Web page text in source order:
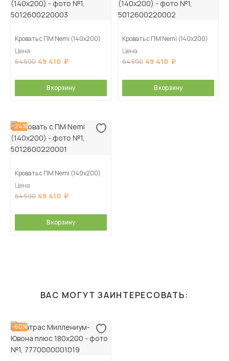
Кровать с ПМ Nemi (140х200)
Цена
64 590 49 410
В корзину
Кровать с ПМ Nemi (140х200)
Цена
64 590 49 410
В корзину
-24%
Кровать с ПМ Nemi (140х200)
Цена
64 590 49 410
В корзину
ВАС МОГУТ ЗАИНТЕРЕСОВАТЬ:
-60%